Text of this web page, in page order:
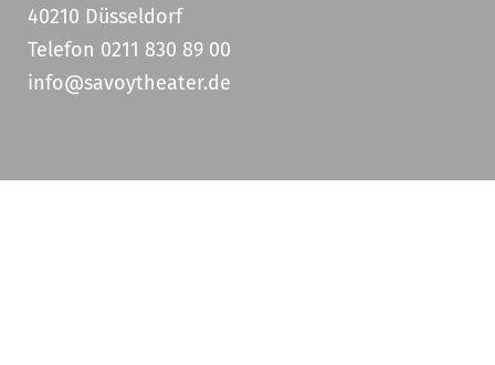
40210 Düsseldorf
Telefon 0211 830 89 00
info@savoytheater.de